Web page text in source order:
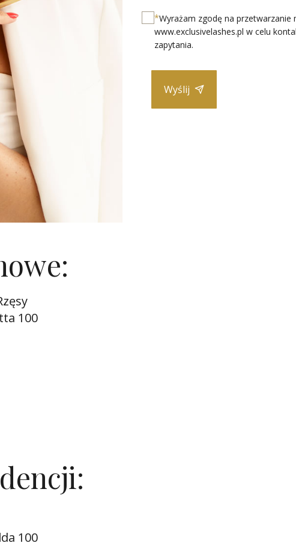
*Wyrażam zgodę na przetwarzanie
www.exclusivelashes.pl w celu
zapytania.
Wyślij
100
100